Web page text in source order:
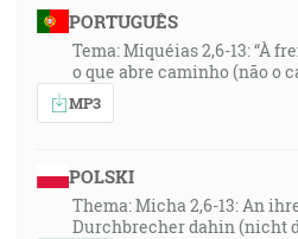
PORTUGUÊS
Tema: Miquéias 2,6-13: “À
o que abre caminho (não o
MP3
POLSKI
Thema: Micha 2,6-13: An
Durchbrecher dahin (nicht